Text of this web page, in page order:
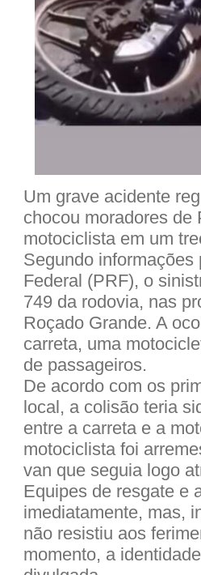
Um grave acidente
chocou moradores de
motociclista em um
Segundo
Federal (PRF), o
749 da rodovia, nas
Roçado Grande. A
carreta, uma
de passageiros.
De acordo com os
local, a colisão teria
entre a carreta e a
motociclista foi
van que seguia logo
Equipes de resgate e
imediatamente, mas,
não resistiu aos
momento, a